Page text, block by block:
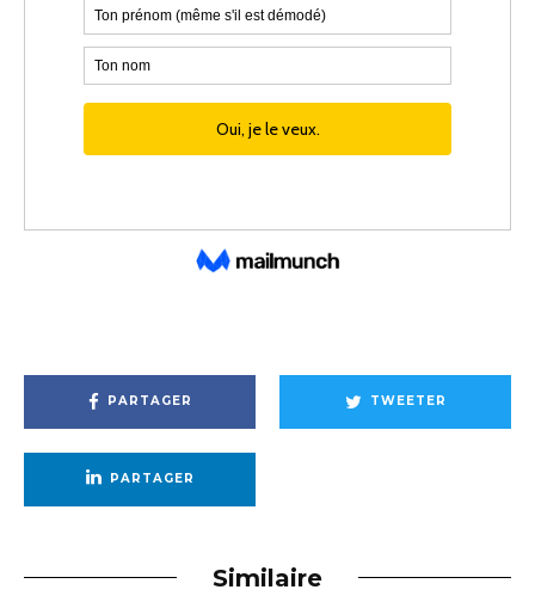
PARTAGER TWEETER
PARTAGER
Similaire